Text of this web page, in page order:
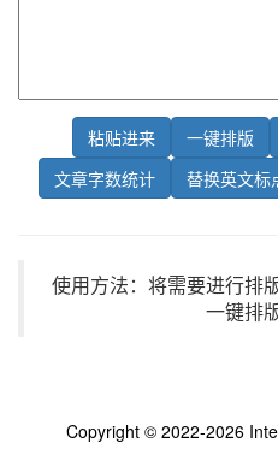
使用方法：将需要进行排
一键排
Copyright © 2022-2026